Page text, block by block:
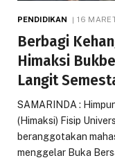
PENDIDIKAN 16
Berbagi
Himaksi
Langit
SAMARINDA :
(Himaksi) Fisip
beranggotakan
menggelar Buka